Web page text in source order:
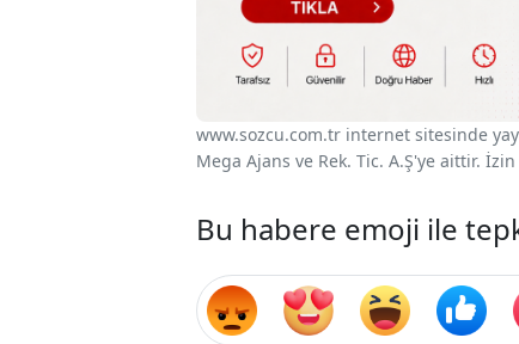
www.sozcu.com.tr internet sitesinde
Mega Ajans ve Rek. Tic. A.Ş'ye aittir.
Bu habere emoji ile